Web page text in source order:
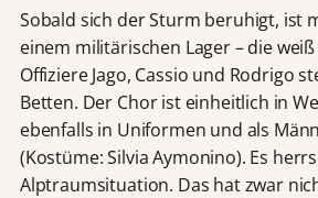
Sobald sich der Sturm beruhigt, ist
einem militärischen Lager – die
Offiziere Jago, Cassio und Rodrigo
Betten. Der Chor ist einheitlich in
ebenfalls in Uniformen und als
(Kostüme: Silvia Aymonino). Es
Alptraumsituation. Das hat zwar